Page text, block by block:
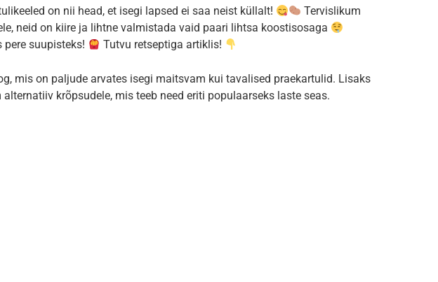
on nii head, et isegi lapsed ei saa neist küllalt!
Tervislikum
neid on kiire ja lihtne valmistada vaid paari lihtsa koostisosaga
pere suupisteks!
Tutvu retseptiga artiklis!
mis on paljude arvates isegi maitsvam kui tavalised praekartulid. Lisaks
krõpsudele, mis teeb need eriti populaarseks laste seas.